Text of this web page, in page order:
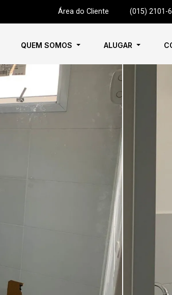
Área do Cliente (015) 2101-
QUEM SOMOS ALUGAR